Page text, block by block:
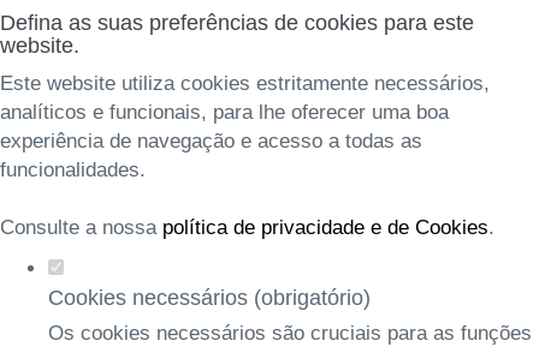
Defina as suas preferências de cookies para este
website.
Este website utiliza cookies estritamente necessários,
analíticos e funcionais, para lhe oferecer uma boa
experiência de navegação e acesso a todas as
funcionalidades.
Consulte a nossa política de privacidade e de Cookies.
Cookies necessários (obrigatório)
Os cookies necessários são cruciais para as funções